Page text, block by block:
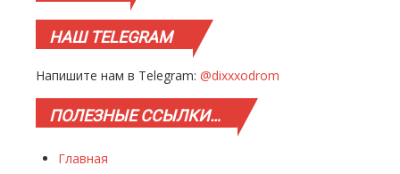
НАШTELEGRAM
Напишите нам в Telegram: @dixxxodrom
ПОЛЕЗНЫЕССЫЛКИ…
Главная